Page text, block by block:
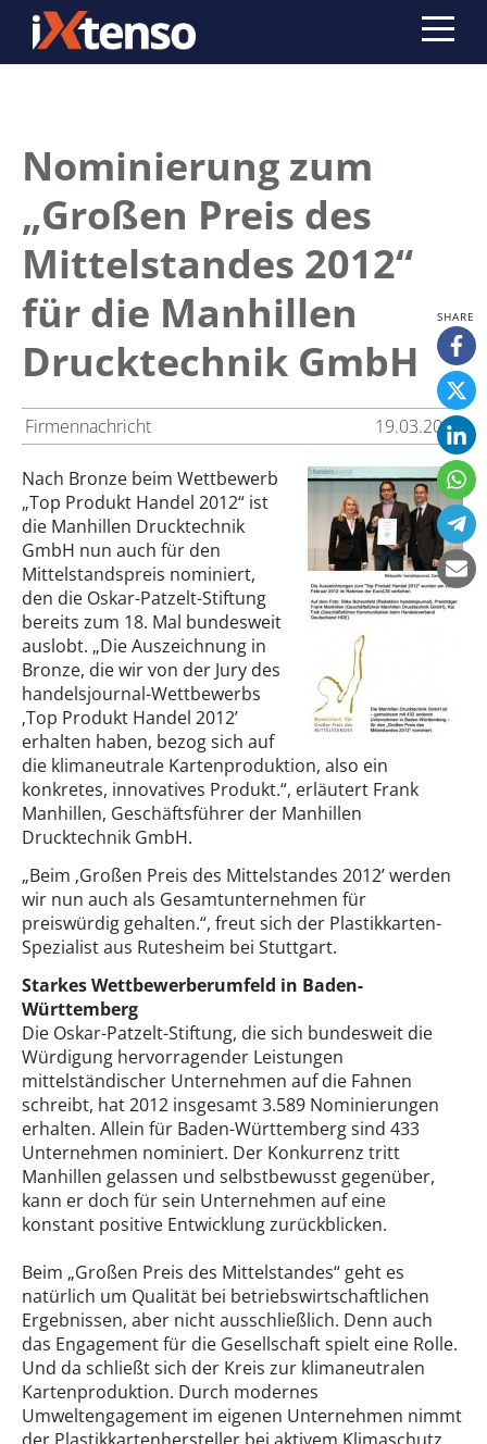
Nominierung zum
„Großen Preis des
Mittelstandes 2012“
für die Manhillen
Drucktechnik GmbH
Firmennachricht 19.03.2012
Nach Bronze beim Wettbewerb
„Top Produkt Handel 2012“ ist
die Manhillen Drucktechnik
GmbH nun auch für den
Mittelstandspreis nominiert,
den die Oskar-Patzelt-Stiftung
bereits zum 18. Mal bundesweit
auslobt. „Die Auszeichnung in
Bronze, die wir von der Jury des
handelsjournal-Wettbewerbs
‚Top Produkt Handel 2012’
erhalten haben, bezog sich auf
die klimaneutrale Kartenproduktion, also ein
konkretes, innovatives Produkt.“, erläutert Frank
Manhillen, Geschäftsführer der Manhillen
Drucktechnik GmbH.
„Beim ‚Großen Preis des Mittelstandes 2012’ werden
wir nun auch als Gesamtunternehmen für
preiswürdig gehalten.“, freut sich der Plastikkarten-
Spezialist aus Rutesheim bei Stuttgart.
Starkes Wettbewerberumfeld in Baden-
Württemberg
Die Oskar-Patzelt-Stiftung, die sich bundesweit die
Würdigung hervorragender Leistungen
mittelständischer Unternehmen auf die Fahnen
schreibt, hat 2012 insgesamt 3.589 Nominierungen
erhalten. Allein für Baden-Württemberg sind 433
Unternehmen nominiert. Der Konkurrenz tritt
Manhillen gelassen und selbstbewusst gegenüber,
kann er doch für sein Unternehmen auf eine
konstant positive Entwicklung zurückblicken.
Beim „Großen Preis des Mittelstandes“ geht es
natürlich um Qualität bei betriebswirtschaftlichen
Ergebnissen, aber nicht ausschließlich. Denn auch
das Engagement für die Gesellschaft spielt eine Rolle.
Und da schließt sich der Kreis zur klimaneutralen
Kartenproduktion. Durch modernes
Umweltengagement im eigenen Unternehmen nimmt
der Plastikkartenhersteller bei aktivem Klimaschutz